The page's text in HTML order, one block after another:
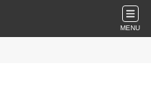
MENU